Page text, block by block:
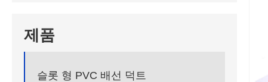
제품
슬롯 형 PVC 배선 덕트